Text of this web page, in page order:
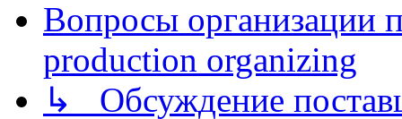
Вопросы организации
production organizing
↳ Обсуждение